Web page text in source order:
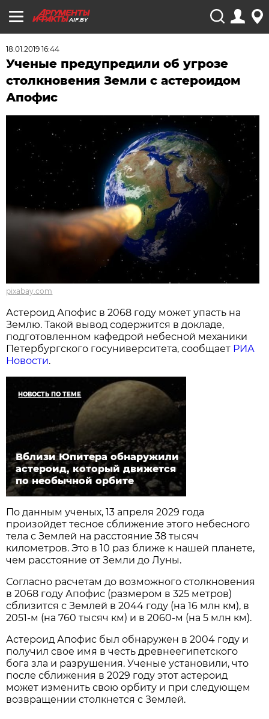
AIF.BY
18.01.2019 16:44
Ученые предупредили об угрозе
столкновения Земли с астероидом
Апофис
pixabay.com
Астероид Апофис в 2068 году может упасть на
Землю. Такой вывод содержится в докладе,
подготовленном кафедрой небесной механики
Петербургского госуниверситета, сообщает РИА
Новости.
НОВОСТЬ ПО ТЕМЕ
Вблизи Юпитера обнаружили
астероид, который движется
по необычной орбите
По данным ученых, 13 апреля 2029 года
произойдет тесное сближение этого небесного
тела с Землей на расстояние 38 тысяч
километров. Это в 10 раз ближе к нашей планете,
чем расстояние от Земли до Луны.
Согласно расчетам до возможного столкновения
в 2068 году Апофис (размером в 325 метров)
сблизится с Землей в 2044 году (на 16 млн км), в
2051-м (на 760 тысяч км) и в 2060-м (на 5 млн км).
Астероид Апофис был обнаружен в 2004 году и
получил свое имя в честь древнеегипетского
бога зла и разрушения. Ученые установили, что
после сближения в 2029 году этот астероид
может изменить свою орбиту и при следующем
возвращении столкнется с Землей.